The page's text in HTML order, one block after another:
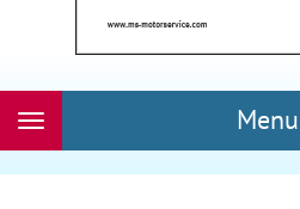
Menu
Rozwiń